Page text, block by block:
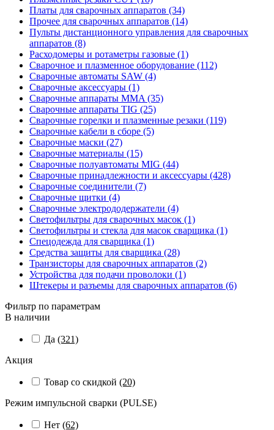
Платы для сварочных аппаратов (34)
Прочее для сварочных аппаратов (14)
Пульты дистанционного управления для сварочных
аппаратов (8)
Расходомеры и ротаметры газовые (1)
Сварочное и плазменное оборудование (112)
Сварочные автоматы SAW (4)
Сварочные аксессуары (1)
Сварочные аппараты MMA (35)
Сварочные аппараты TIG (25)
Сварочные горелки и плазменные резаки (119)
Сварочные кабели в сборе (5)
Сварочные маски (27)
Сварочные материалы (15)
Сварочные полуавтоматы MIG (44)
Сварочные принадлежности и аксессуары (428)
Сварочные соединители (7)
Сварочные щитки (4)
Сварочные электрододержатели (4)
Светофильтры для сварочных масок (1)
Светофильтры и стекла для масок сварщика (1)
Спецодежда для сварщика (1)
Средства защиты для сварщика (28)
Транзисторы для сварочных аппаратов (2)
Устройства для подачи проволоки (1)
Штекеры и разъемы для сварочных аппаратов (6)
Фильтр по параметрам
В наличии
Да (321)
Акция
Товар со скидкой (20)
Режим импульсной сварки (PULSE)
Нет (62)